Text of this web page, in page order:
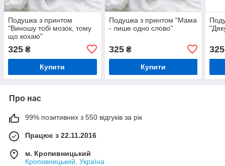
Подушка з принтом
"Виношу тобі мозок, тому
що кохаю"
325 ₴
Купити
Подушка з принтом "Мама
- лише одно слово"
325₴
Купити
325
Про нас
99% позитивних з 550 відгуків за рік
Працює з 22.11.2016
м. Кропивницький
Кропивницький, Україна